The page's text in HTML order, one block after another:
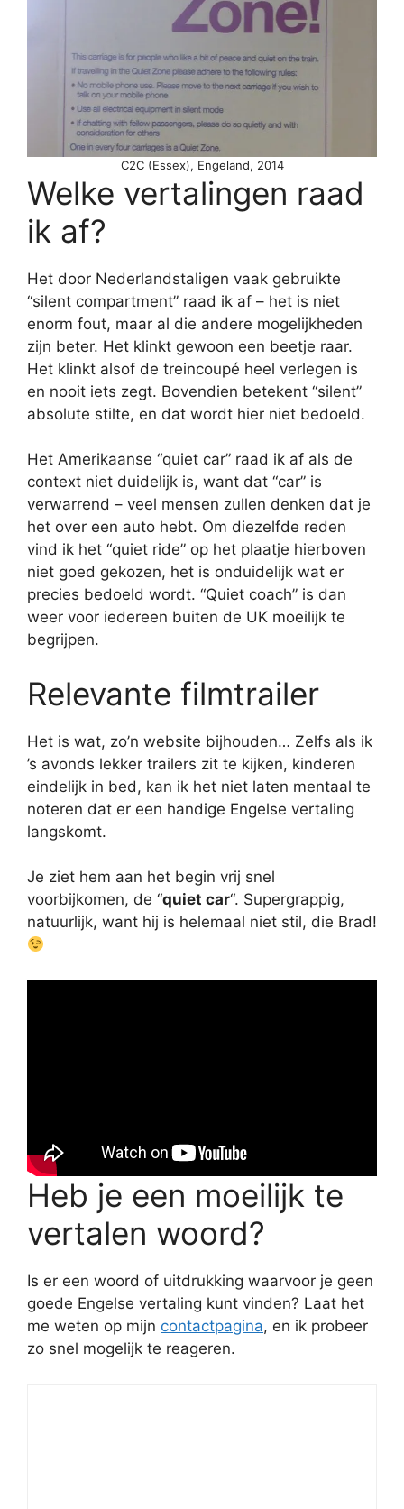
C2C (Essex), Engeland, 2014
Welke vertalingen raad
ik af?
Het door Nederlandstaligen vaak gebruikte
“silent compartment” raad ik af – het is niet
enorm fout, maar al die andere mogelijkheden
zijn beter. Het klinkt gewoon een beetje raar.
Het klinkt alsof de treincoupé heel verlegen is
en nooit iets zegt. Bovendien betekent “silent”
absolute stilte, en dat wordt hier niet bedoeld.
Het Amerikaanse “quiet car” raad ik af als de
context niet duidelijk is, want dat “car” is
verwarrend – veel mensen zullen denken dat je
het over een auto hebt. Om diezelfde reden
vind ik het “quiet ride” op het plaatje hierboven
niet goed gekozen, het is onduidelijk wat er
precies bedoeld wordt. “Quiet coach” is dan
weer voor iedereen buiten de UK moeilijk te
begrijpen.
Relevante filmtrailer
Het is wat, zo’n website bijhouden… Zelfs als ik
’s avonds lekker trailers zit te kijken, kinderen
eindelijk in bed, kan ik het niet laten mentaal te
noteren dat er een handige Engelse vertaling
langskomt.
Je ziet hem aan het begin vrij snel
voorbijkomen, de “quiet car“. Supergrappig,
natuurlijk, want hij is helemaal niet stil, die Brad!
Heb je een moeilijk te
vertalen woord?
Is er een woord of uitdrukking waarvoor je geen
goede Engelse vertaling kunt vinden? Laat het
me weten op mijn contactpagina, en ik probeer
zo snel mogelijk te reageren.